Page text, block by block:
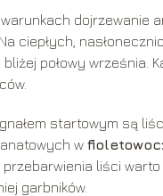
dojrzewanie
ciepłych,
bliżej połowy
startowym są
w
liści
garbników.